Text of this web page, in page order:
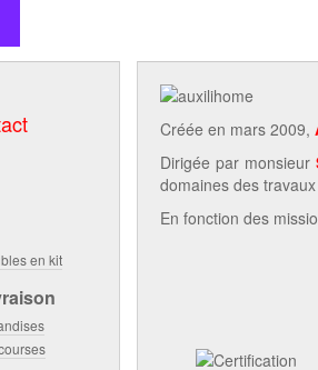
Créée en mars 2009,
Dirigée par monsieur
domaines des
En fonction des
en kit